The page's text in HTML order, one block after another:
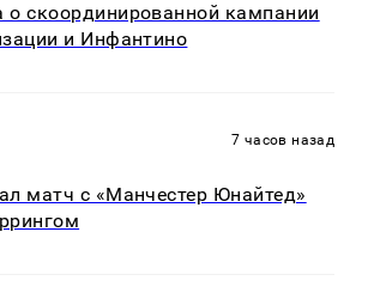
скоординированной кампании
и Инфантино
7 часов назад
матч с «Манчестер Юнайтед»